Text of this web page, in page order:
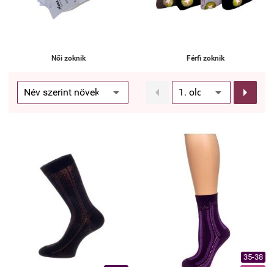
Női zoknik Férfi zoknik
 
35-38